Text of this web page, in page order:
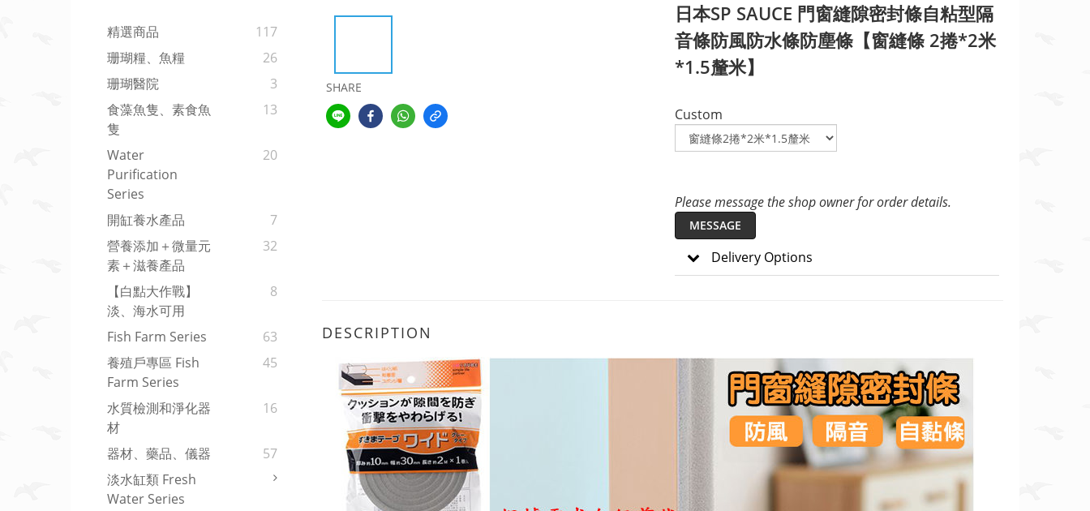
精選商品
117
珊瑚糧、魚糧
26
珊瑚醫院
3
食藻魚隻、素食魚
隻
13
Water
Purification
Series
20
開缸養水產品
7
營養添加＋微量元
素＋滋養產品
32
【白點大作戰】
淡、海水可用
8
Fish Farm Series
63
養殖戶專區 Fish
Farm Series
45
水質檢測和淨化器
材
16
器材、藥品、儀器
57
淡水缸類 Fresh
Water Series
SHARE
日本SP SAUCE 門窗縫隙密封條自粘型隔
音條防風防水條防塵條【窗縫條 2捲*2米
*1.5釐米】
Custom
Please message the shop owner for order details.
MESSAGE
Delivery Options
DESCRIPTION